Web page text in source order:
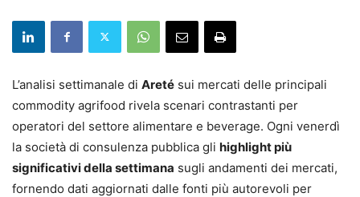
L’analisi settimanale di Areté sui mercati delle principali
commodity agrifood rivela scenari contrastanti per
operatori del settore alimentare e beverage. Ogni venerdì
la società di consulenza pubblica gli highlight più
significativi della settimana sugli andamenti dei mercati,
fornendo dati aggiornati dalle fonti più autorevoli per